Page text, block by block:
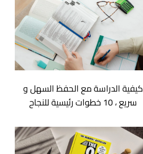
كيفية الدراسة مع الحفظ السهل و
سريع ، 10 خطوات رئيسية للنجاح